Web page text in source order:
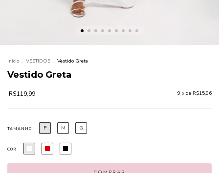
Início . VESTIDOS . Vestido Greta
Vestido Greta
R$119,99 9 x de R$15,96
TAMANHO P M G
COR